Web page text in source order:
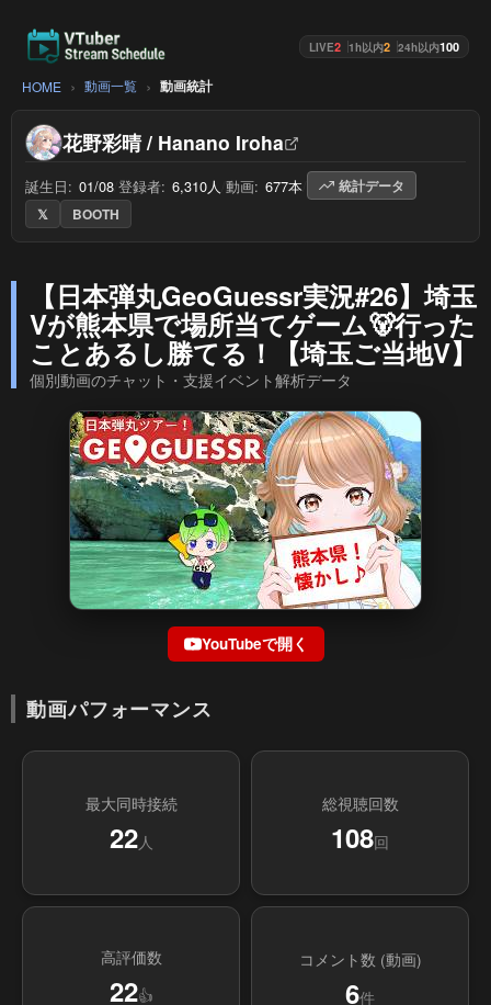
LIVE2 1h以内2 24h以内100
HOME 動画一覧 動画統計
花野彩晴 / Hanano Iroha
誕生日: 01/08 登録者: 6,310人 動画: 677本
統計データ
𝕏
BOOTH
【日本弾丸GeoGuessr実況#26】埼玉
Vが熊本県で場所当てゲーム🐻行った
ことあるし勝てる！【埼玉ご当地V】
個別動画のチャット・支援イベント解析データ
YouTubeで開く
動画パフォーマンス
最大同時接続
22人
総視聴回数
108回
高評価数
22👍
コメント数 (動画)
6件